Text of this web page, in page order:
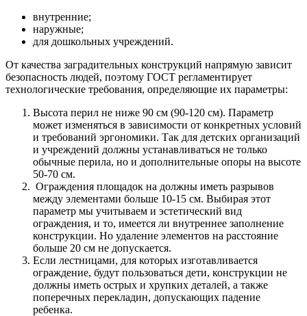
внутренние;
наружные;
для дошкольных учреждений.
От качества заградительных конструкций напрямую зависит
безопасность людей, поэтому ГОСТ регламентирует
технологические требования, определяющие их параметры:
Высота перил не ниже 90 см (90-120 см). Параметр
может изменяться в зависимости от конкретных условий
и требований эргономики. Так для детских организаций
и учреждений должны устанавливаться не только
обычные перила, но и дополнительные опоры на высоте
50-70 см.
Ограждения площадок на должны иметь разрывов
между элементами больше 10-15 см. Выбирая этот
параметр мы учитываем и эстетический вид
ограждения, и то, имеется ли внутреннее заполнение
конструкции. Но удаление элементов на расстояние
больше 20 см не допускается.
Если лестницами, для которых изготавливается
ограждение, будут пользоваться дети, конструкции не
должны иметь острых и хрупких деталей, а также
поперечных перекладин, допускающих падение
ребенка.